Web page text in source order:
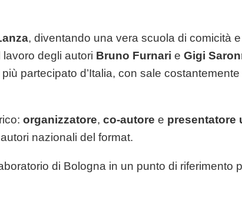
, diventando una vera scuola di comicità
degli autori Bruno Furnari eGigi
partecipato d’Italia, con sale
organizzatore,co-autore e presentatore
nazionali del format.
di Bologna in un punto di riferimento